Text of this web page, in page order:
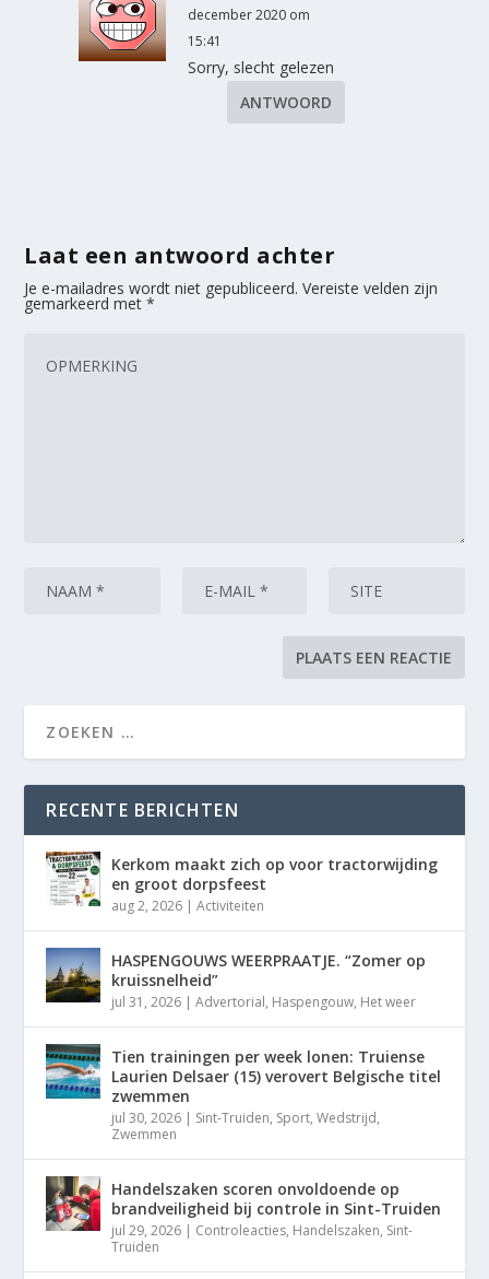
december 2020 om
15:41
Sorry, slecht gelezen
ANTWOORD
Laat een antwoord achter
Je e-mailadres wordt niet gepubliceerd. Vereiste velden zijn
gemarkeerd met*
RECENTE BERICHTEN
Kerkom maakt zich op voor tractorwijding
en groot dorpsfeest
aug 2, 2026 |Activiteiten
HASPENGOUWS WEERPRAATJE. “Zomer op
kruissnelheid”
jul 31, 2026 |Advertorial, Haspengouw, Het weer
Tien trainingen per week lonen: Truiense
Laurien Delsaer (15) verovert Belgische titel
zwemmen
jul 30, 2026 | Sint-Truiden, Sport,Wedstrijd,
Zwemmen
Handelszaken scoren onvoldoende op
brandveiligheid bij controle in Sint-Truiden
jul 29, 2026 | Controleacties, Handelszaken, Sint-
Truiden